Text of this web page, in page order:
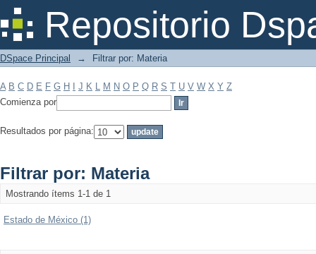
Repositorio
Filtrar por: Materia
DSpace Principal → Filtrar por: Materia
A B C D E F G H J K L M N O P Q R S T U V W X Y Z
Comienza por
Resultados por página:
Filtrar por: Materia
Mostrando ítems 1-1 de 1
Estado de México (1)